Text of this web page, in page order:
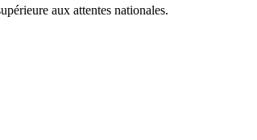
aux attentes nationales.